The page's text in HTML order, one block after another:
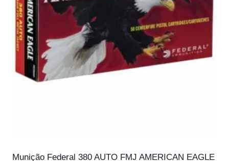
Munição Federal 380 AUTO FMJ AMERICAN EAGLE